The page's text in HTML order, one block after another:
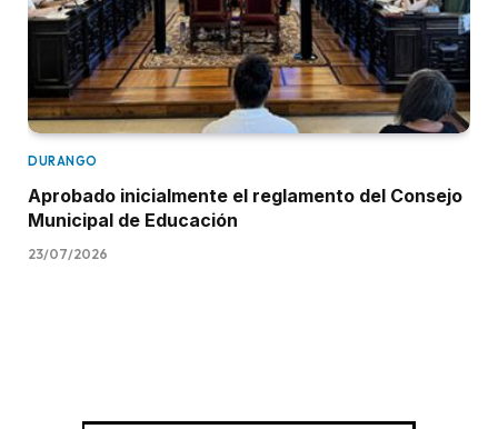
DURANGO
Aprobado inicialmente el reglamento del Consejo
Municipal de Educación
23/07/2026